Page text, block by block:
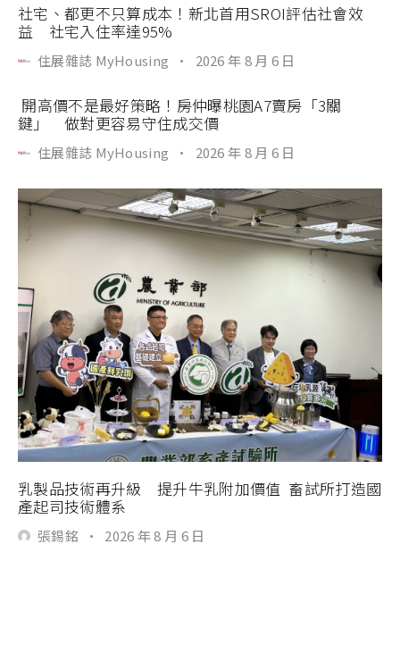
社宅、都更不只算成本！新北首用SROI評估社會效
益 社宅入住率達95%
住展雜誌 MyHousing · 2026 年 8 月 6 日
開高價不是最好策略！房仲曝桃園A7賣房「3關
鍵」 做對更容易守住成交價
住展雜誌 MyHousing · 2026 年 8 月 6 日
乳製品技術再升級 提升牛乳附加價值 畜試所打造國
產起司技術體系
張錫銘 · 2026 年 8 月 6 日